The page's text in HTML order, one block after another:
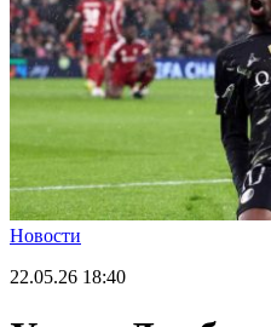
Новости
22.05.26 18:40